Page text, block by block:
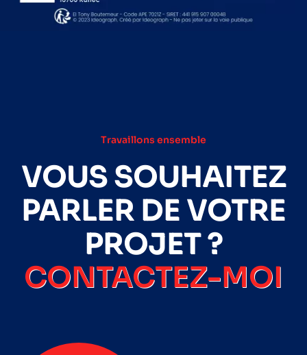
Travaillons ensemble
VOUS SOUHAITEZ
PARLER DE VOTRE
PROJET ?
CONTACTEZ-MOI